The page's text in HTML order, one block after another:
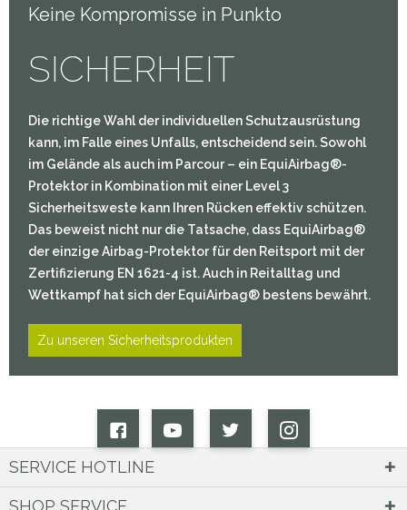
Keine Kompromisse in Punkto
SICHERHEIT
Die richtige Wahl der individuellen Schutzausrüstung
kann, im Falle eines Unfalls, entscheidend sein. Sowohl
im Gelände als auch im Parcour – ein EquiAirbag®-
Protektor in Kombination mit einer Level 3
Sicherheitsweste kann Ihren Rücken effektiv schützen.
Das beweist nicht nur die Tatsache, dass EquiAirbag®
der einzige Airbag-Protektor für den Reitsport mit der
Zertifizierung EN 1621-4 ist. Auch in Reitalltag und
Wettkampf hat sich der EquiAirbag® bestens bewährt.
Zu unseren Sicherheitsprodukten
SERVICE HOTLINE